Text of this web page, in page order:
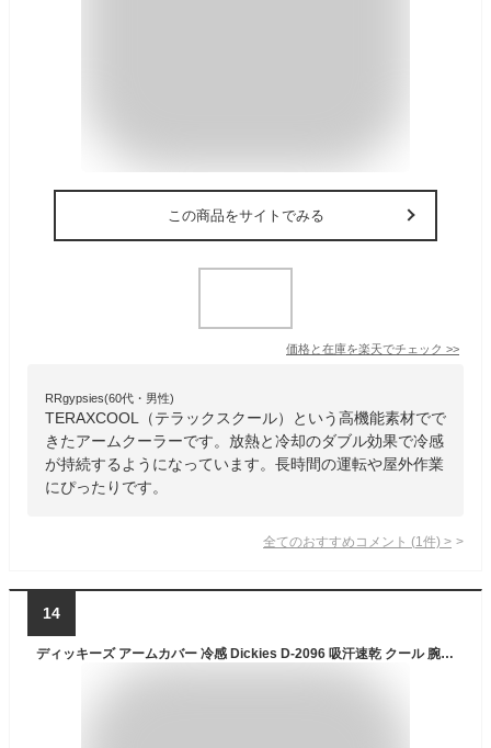
この商品をサイトでみる
価格と在庫を楽天でチェック >>
RRgypsies(60代・男性)
TERAXCOOL（テラックスクール）という高機能素材でで
きたアームクーラーです。放熱と冷却のダブル効果で冷感
が持続するようになっています。長時間の運転や屋外作業
にぴったりです。
全てのおすすめコメント (1 件) >
14
ディッキーズ アームカバー 冷感 Dickies D-2096 吸汗速乾 クール 腕カバー ドライパワーサポート 春夏 ストレッチ メンズ スポーツ 紫外線対策 熱中症対策 作業服 作業着【送料無料】